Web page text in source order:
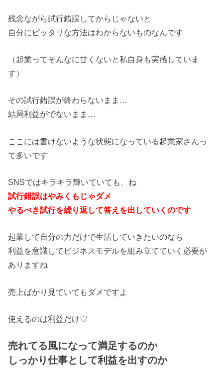
残念ながら試行錯誤してからじゃないと
自分にピッタリな方法はわからないものなんです
（起業ってそんなに甘くないと私自身も実感していま
す）
その試行錯誤が終わらないまま…
結局利益がでないまま…
ここには書けないような状態になっている起業家さんっ
て多いです
SNSではキラキラ輝いていても、ね
試行錯誤はやみくもじゃダメ
やるべき試行を繰り返して答えを出していくのです
起業して自分の力だけで生活していきたいのなら
利益を意識してビジネスモデルを組み立てていく必要が
ありますね
売上ばかり見ていてもダメですよ
使えるのは利益だけ♡
売れてる風になって満足するのか
しっかり仕事として利益を出すのか